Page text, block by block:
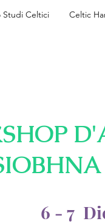
Studi Celtici Celtic
6 - 7